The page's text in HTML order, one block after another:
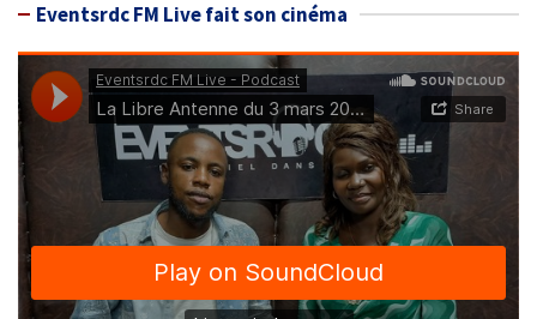
Eventsrdc FM Live fait son cinéma